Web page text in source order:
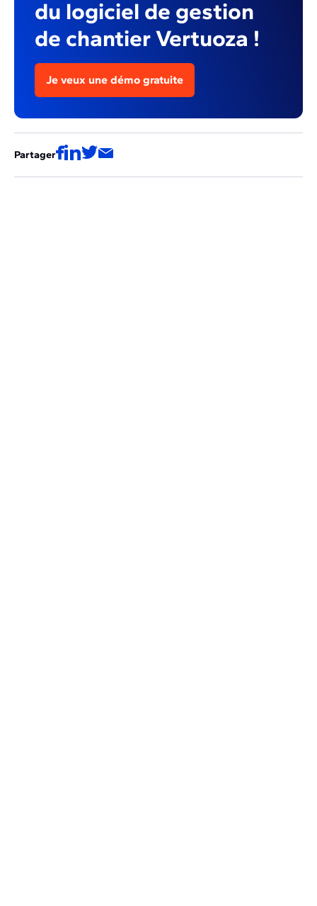
du logiciel de gestion
de chantier Vertuoza !
Je veux une démo gratuite
Partager